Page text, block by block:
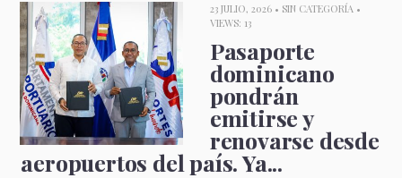
23 JULIO, 2026 • SIN CATEGORÍA •
VIEWS: 13
Pasaporte
dominicano
pondrán
emitirse y
renovarse desde
aeropuertos del país. Ya...